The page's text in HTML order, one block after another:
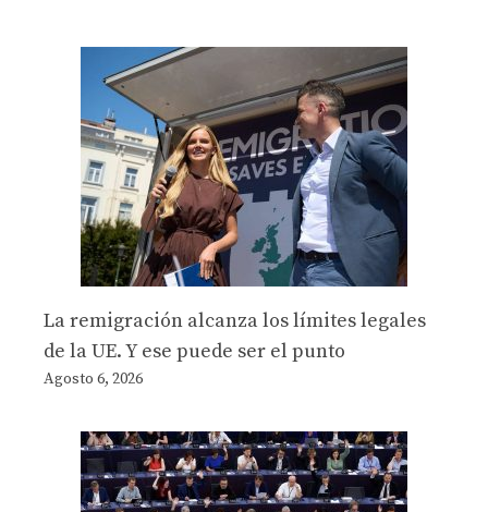
La remigración alcanza los límites legales
de la UE. Y ese puede ser el punto
Agosto 6, 2026